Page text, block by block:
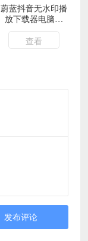
蔚蓝抖音无水印播
放下载器电脑版
1.0
查看
发布评论